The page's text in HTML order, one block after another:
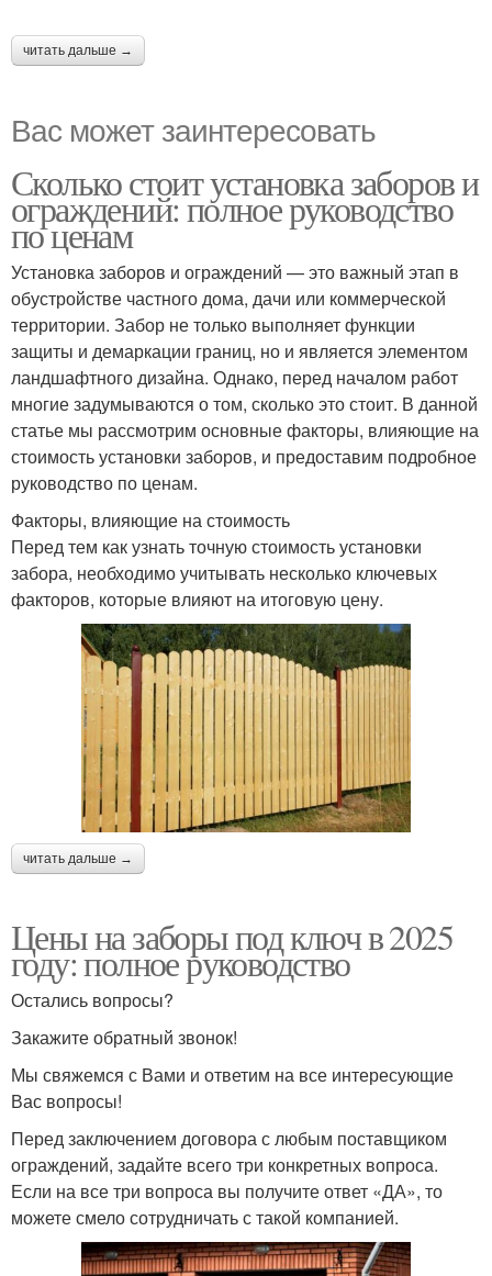
читать дальше →
Вас может заинтересовать
Сколько стоит установка заборов и
ограждений: полное руководство
по ценам
Установка заборов и ограждений — это важный этап в
обустройстве частного дома, дачи или коммерческой
территории. Забор не только выполняет функции
защиты и демаркации границ, но и является элементом
ландшафтного дизайна. Однако, перед началом работ
многие задумываются о том, сколько это стоит. В данной
статье мы рассмотрим основные факторы, влияющие на
стоимость установки заборов, и предоставим подробное
руководство по ценам.
Факторы, влияющие на стоимость
Перед тем как узнать точную стоимость установки
забора, необходимо учитывать несколько ключевых
факторов, которые влияют на итоговую цену.
читать дальше →
Цены на заборы под ключ в 2025
году: полное руководство
Остались вопросы?
Закажите обратный звонок!
Мы свяжемся с Вами и ответим на все интересующие
Вас вопросы!
Перед заключением договора с любым поставщиком
ограждений, задайте всего три конкретных вопроса.
Если на все три вопроса вы получите ответ «ДА», то
можете смело сотрудничать с такой компанией.